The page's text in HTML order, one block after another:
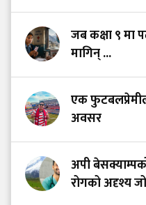
जब कक्षा ९ मा
मागिन् ...
एक
अवसर
अपी
रोगको अदृश्य